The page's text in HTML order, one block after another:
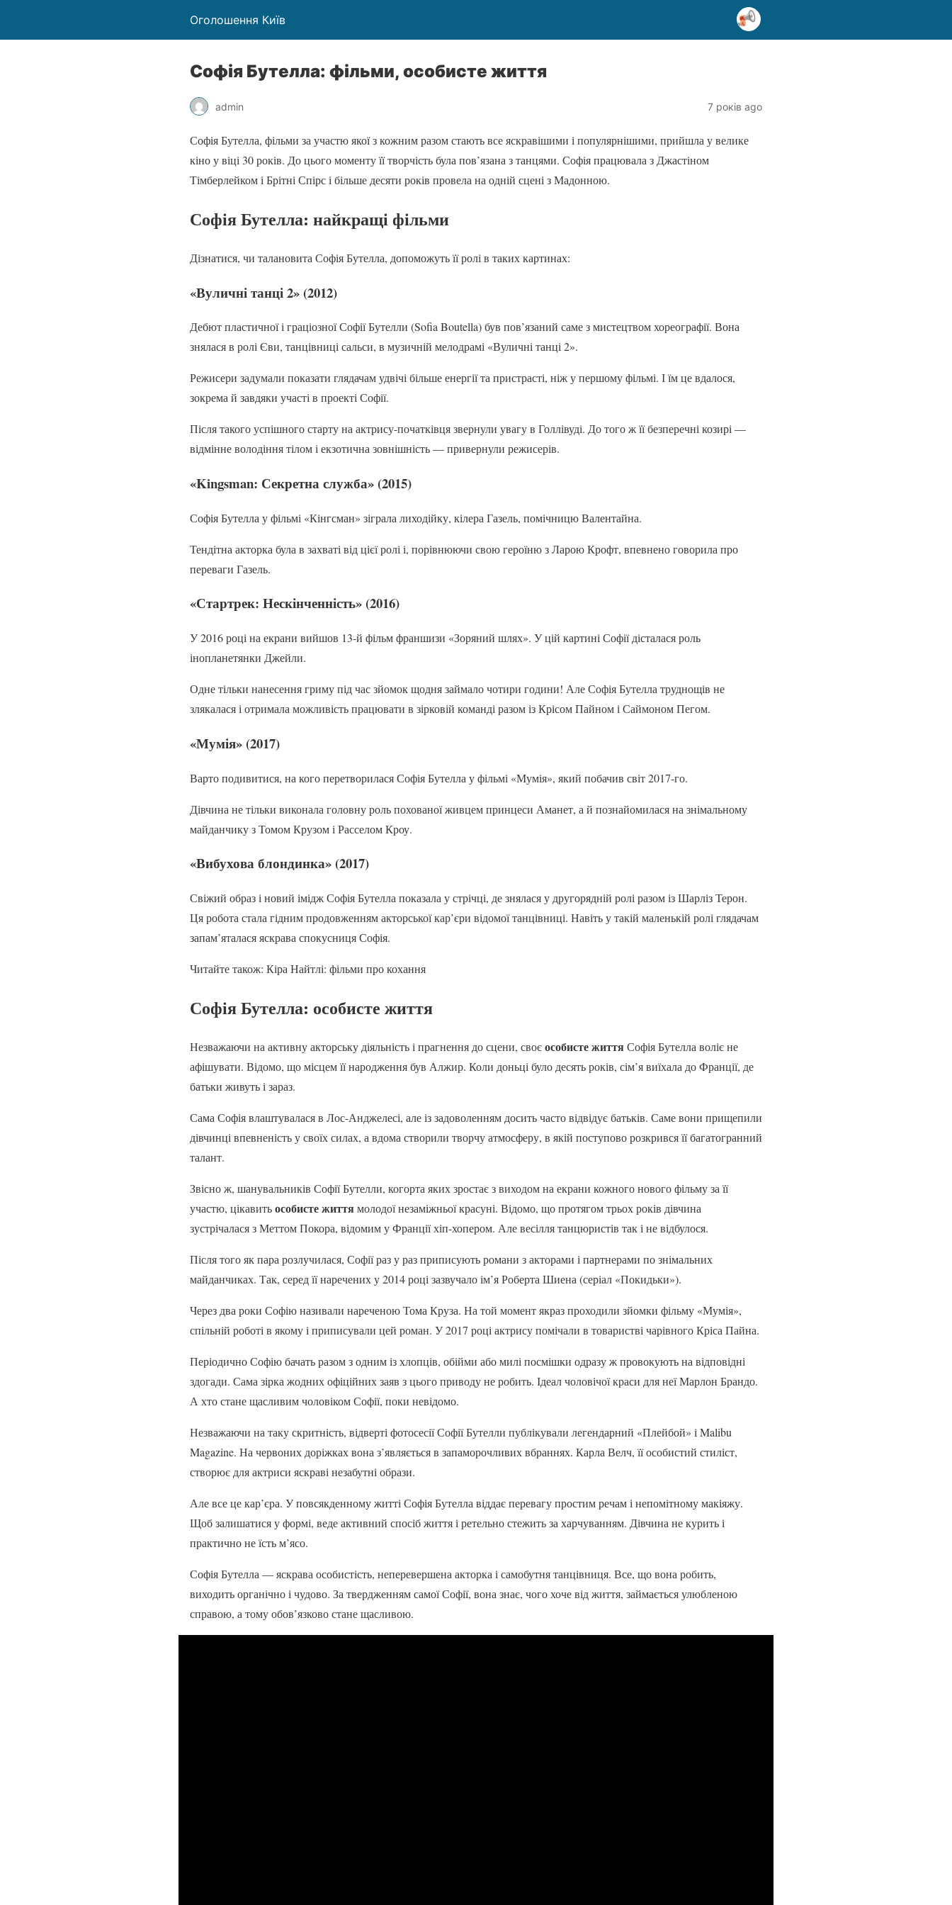
Оголошення Київ
Софія Бутелла: фільми, особисте життя
admin 7 років ago
Софія Бутелла, фільми за участю якої з кожним разом стають все яскравішими і популярнішими, прийшла у велике
кіно у віці 30 років. До цього моменту її творчість була пов’язана з танцями. Софія працювала з Джастіном
Тімберлейком і Брітні Спірс і більше десяти років провела на одній сцені з Мадонною.
Софія Бутелла: найкращі фільми
Дізнатися, чи талановита Софія Бутелла, допоможуть її ролі в таких картинах:
«Вуличні танці 2» (2012)
Дебют пластичної і граціозної Софії Бутелли (Sofia Boutella) був пов’язаний саме з мистецтвом хореографії. Вона
знялася в ролі Єви, танцівниці сальси, в музичній мелодрамі «Вуличні танці 2».
Режисери задумали показати глядачам удвічі більше енергії та пристрасті, ніж у першому фільмі. І їм це вдалося,
зокрема й завдяки участі в проекті Софії.
Після такого успішного старту на актрису-початківця звернули увагу в Голлівуді. До того ж її безперечні козирі —
відмінне володіння тілом і екзотична зовнішність — привернули режисерів.
«Kingsman: Секретна служба» (2015)
Софія Бутелла у фільмі «Кінгсман» зіграла лиходійку, кілера Газель, помічницю Валентайна.
Тендітна акторка була в захваті від цієї ролі і, порівнюючи свою героїню з Ларою Крофт, впевнено говорила про
переваги Газель.
«Стартрек: Нескінченність» (2016)
У 2016 році на екрани вийшов 13-й фільм франшизи «Зоряний шлях». У цій картині Софії дісталася роль
інопланетянки Джейли.
Одне тільки нанесення гриму під час зйомок щодня займало чотири години! Але Софія Бутелла труднощів не
злякалася і отримала можливість працювати в зірковій команді разом із Крісом Пайном і Саймоном Пегом.
«Мумія» (2017)
Варто подивитися, на кого перетворилася Софія Бутелла у фільмі «Мумія», який побачив світ 2017-го.
Дівчина не тільки виконала головну роль похованої живцем принцеси Аманет, а й познайомилася на знімальному
майданчику з Томом Крузом і Расселом Кроу.
«Вибухова блондинка» (2017)
Свіжий образ і новий імідж Софія Бутелла показала у стрічці, де знялася у другорядній ролі разом із Шарліз Терон.
Ця робота стала гідним продовженням акторської кар’єри відомої танцівниці. Навіть у такій маленькій ролі глядачам
запам’яталася яскрава спокусниця Софія.
Читайте також: Кіра Найтлі: фільми про кохання
Софія Бутелла: особисте життя
Незважаючи на активну акторську діяльність і прагнення до сцени, своєособисте життяСофія Бутелла воліє не
афішувати. Відомо, що місцем її народження був Алжир. Коли доньці було десять років, сім’я виїхала до Франції, де
батьки живуть і зараз.
Сама Софія влаштувалася в Лос-Анджелесі, але із задоволенням досить часто відвідує батьків. Саме вони прищепили
дівчинці впевненість у своїх силах, а вдома створили творчу атмосферу, в якій поступово розкрився її багатогранний
талант.
Звісно ж, шанувальників Софії Бутелли, когорта яких зростає з виходом на екрани кожного нового фільму за її
участю, цікавитьособисте життямолодої незаміжньої красуні. Відомо, що протягом трьох років дівчина
зустрічалася з Меттом Покора, відомим у Франції хіп-хопером. Але весілля танцюристів так і не відбулося.
Після того як пара розлучилася, Софії раз у раз приписують романи з акторами і партнерами по знімальних
майданчиках. Так, серед її наречених у 2014 році зазвучало ім’я Роберта Шиена (серіал «Покидьки»).
Через два роки Софію називали нареченою Тома Круза. На той момент якраз проходили зйомки фільму «Мумія»,
спільній роботі в якому і приписували цей роман. У 2017 році актрису помічали в товаристві чарівного Кріса Пайна.
Періодично Софію бачать разом з одним із хлопців, обійми або милі посмішки одразу ж провокують на відповідні
здогади. Сама зірка жодних офіційних заяв з цього приводу не робить. Ідеал чоловічої краси для неї Марлон Брандо.
А хто стане щасливим чоловіком Софії, поки невідомо.
Незважаючи на таку скритність, відверті фотосесії Софії Бутелли публікували легендарний «Плейбой» і Malibu
Magazine. На червоних доріжках вона з’являється в запаморочливих вбраннях. Карла Велч, її особистий стиліст,
створює для актриси яскраві незабутні образи.
Але все це кар’єра. У повсякденному житті Софія Бутелла віддає перевагу простим речам і непомітному макіяжу.
Щоб залишатися у формі, веде активний спосіб життя і ретельно стежить за харчуванням. Дівчина не курить і
практично не їсть м’ясо.
Софія Бутелла — яскрава особистість, неперевершена акторка і самобутня танцівниця. Все, що вона робить,
виходить органічно і чудово. За твердженням самої Софії, вона знає, чого хоче від життя, займається улюбленою
справою, а тому обов’язково стане щасливою.